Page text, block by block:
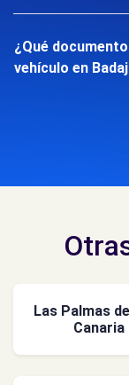
¿Qué
vehículo en
Las Palmas
Canaria